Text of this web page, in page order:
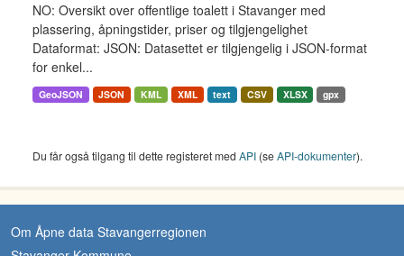
NO: Oversikt over offentlige toalett i Stavanger med
plassering, åpningstider, priser og tilgjengelighet
Dataformat: JSON: Datasettet er tilgjengelig i JSON-format
for enkel...
GeoJSON JSON KML XML text CSV XLSX gpx
Du får også tilgang til dette registeret med API (seAPI-dokumenter).
Om Åpne data Stavangerregionen